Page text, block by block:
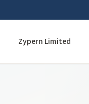
Zypern Limited